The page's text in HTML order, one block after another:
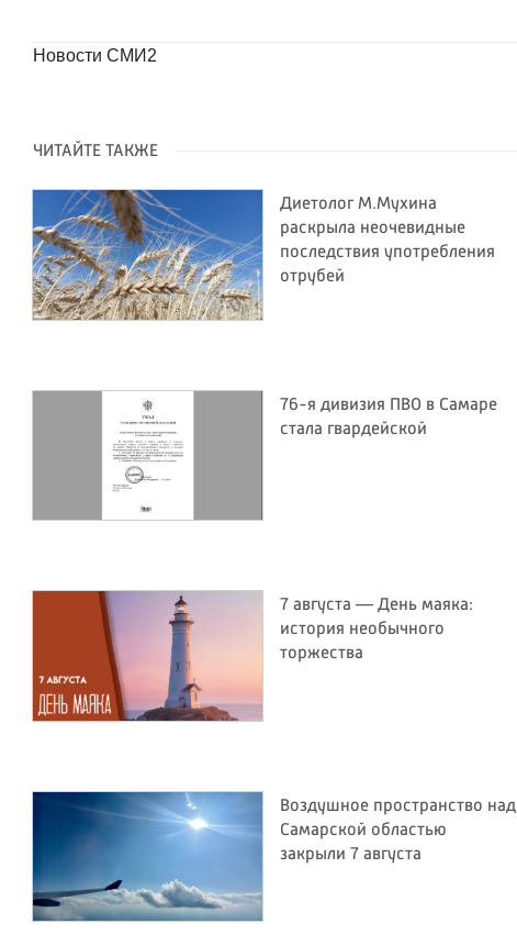
Новости СМИ2
ЧИТАЙТЕ ТАКЖЕ
Диетолог М.Мухина
раскрыла неочевидные
последствия употребления
отрубей
76-я дивизия ПВО в Самаре
стала гвардейской
7 августа — День маяка:
история необычного
торжества
Воздушное пространство над
Самарской областью
закрыли 7 августа